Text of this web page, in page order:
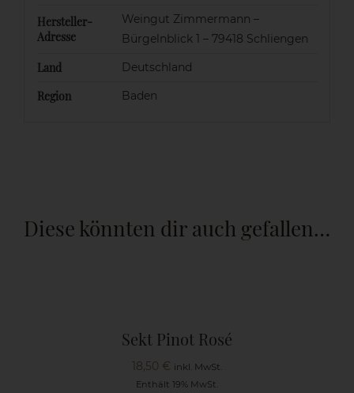
Hersteller-
Adresse
Weingut Zimmermann –
Bürgelnblick 1 – 79418 Schliengen
Land Deutschland
Region Baden
Diese könnten dir auch gefallen…
Sekt Pinot Rosé
18,50 € inkl. MwSt.
Enthält 19% MwSt.